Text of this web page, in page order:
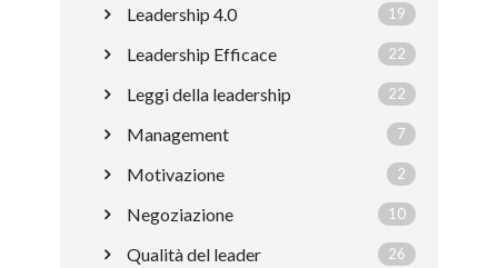
Leadership 4.0 19
Leadership Efficace 22
Leggi della leadership 22
Management 7
Motivazione 2
Negoziazione 10
Qualità del leader 26